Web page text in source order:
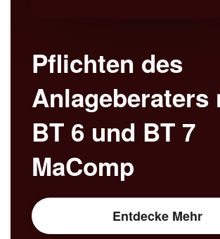
Pflichten des
Anlageberaters
BT 6 und BT 7
MaComp
Entdecke Mehr